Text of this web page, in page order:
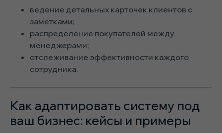
ведение детальных карточек клиентов с
заметками;
распределение покупателей между
менеджерами;
отслеживание эффективности каждого
сотрудника.
Как адаптировать систему под
ваш бизнес: кейсы и примеры